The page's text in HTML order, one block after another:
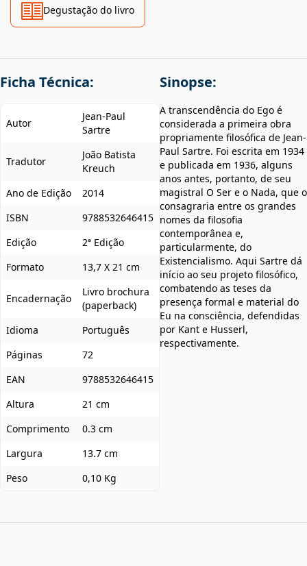
Degustação do livro
Ficha Técnica:
Autor
Jean-Paul
Sartre
Tradutor
João Batista
Kreuch
Ano de Edição
2014
ISBN
9788532646415
Edição
2ª Edição
Formato
13,7 X 21 cm
Encadernação
Livro brochura
(paperback)
Idioma
Português
Páginas
72
EAN
9788532646415
Altura
21 cm
Comprimento
0.3 cm
Largura
13.7 cm
Peso
0,10 Kg
Sinopse:
A transcendência do Ego é
considerada a primeira obra
propriamente filosófica de Jean-
Paul Sartre. Foi escrita em 1934
e publicada em 1936, alguns
anos antes, portanto, de seu
magistral O Ser e o Nada, que o
consagraria entre os grandes
nomes da filosofia
contemporânea e,
particularmente, do
Existencialismo. Aqui Sartre dá
início ao seu projeto filosófico,
combatendo as teses da
presença formal e material do
Eu na consciência, defendidas
por Kant e Husserl,
respectivamente.